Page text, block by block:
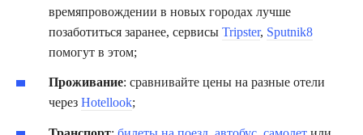
времяпровождении в новых городах лучше
позаботиться заранее, сервисы Tripster, Sputnik8
помогут в этом;
Проживание: сравнивайте цены на разные отели
через Hotellook;